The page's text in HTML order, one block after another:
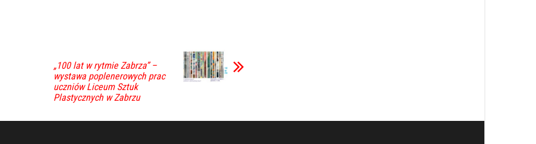
„100 lat w rytmie Zabrza” –
wystawa poplenerowych prac
uczniów Liceum Sztuk
Plastycznych w Zabrzu